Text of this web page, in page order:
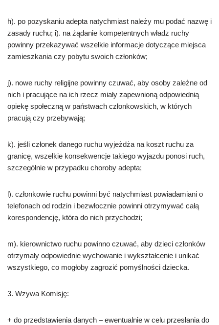
h). po pozyskaniu adepta natychmiast należy mu podać nazwę i
zasady ruchu; i). na żądanie kompetentnych władz ruchy
powinny przekazywać wszelkie informacje dotyczące miejsca
zamieszkania czy pobytu swoich członków;
j). nowe ruchy religijne powinny czuwać, aby osoby zależne od
nich i pracujące na ich rzecz miały zapewnioną odpowiednią
opiekę społeczną w państwach członkowskich, w których
pracują czy przebywają;
k). jeśli członek danego ruchu wyjeżdża na koszt ruchu za
granicę, wszelkie konsekwencje takiego wyjazdu ponosi ruch,
szczególnie w przypadku choroby adepta;
l). członkowie ruchu powinni być natychmiast powiadamiani o
telefonach od rodzin i bezwłocznie powinni otrzymywać całą
korespondencję, która do nich przychodzi;
m). kierownictwo ruchu powinno czuwać, aby dzieci członków
otrzymały odpowiednie wychowanie i wykształcenie i unikać
wszystkiego, co mogłoby zagrozić pomyślności dziecka.
3. Wzywa Komisję:
+ do przedstawienia danych – ewentualnie w celu przesłania do